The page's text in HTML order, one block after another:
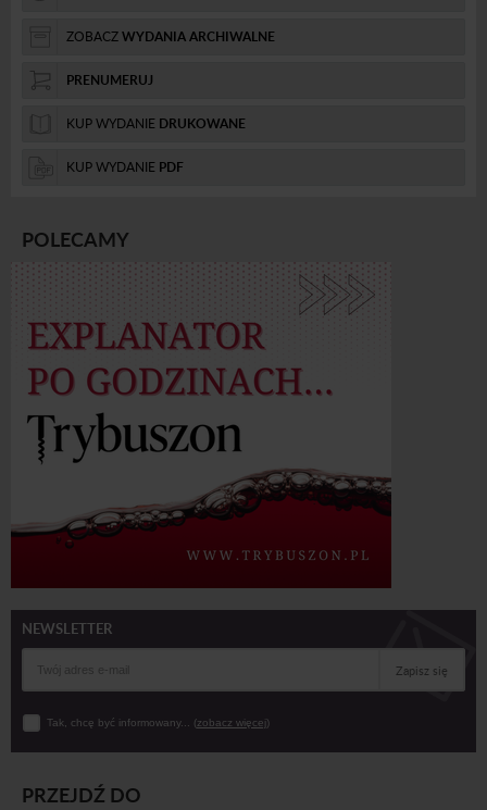
ZOBACZWYDANIA ARCHIWALNE
PRENUMERUJ
KUP WYDANIE DRUKOWANE
KUP WYDANIE PDF
POLECAMY
NEWSLETTER
Zapisz się
Tak, chcę być informowany... (zobacz więcej)
PRZEJDŹ DO